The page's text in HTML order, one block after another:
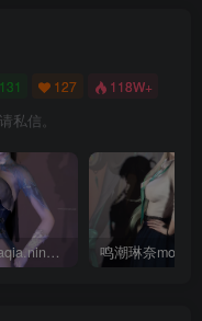
131 127 118W+
私信。
剑来-宁姚qiaqia.ningyao-re.1